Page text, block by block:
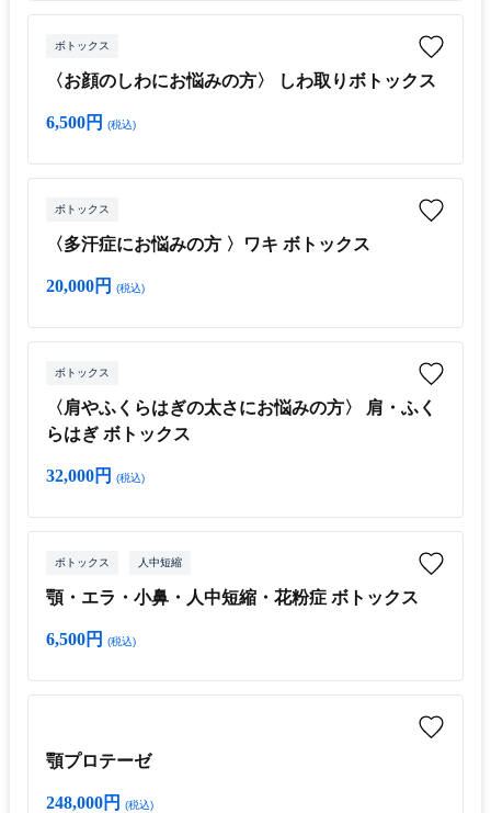
ボトックス
〈お顔のしわにお悩みの方〉 しわ取りボトックス
6,500円 (税込)
ボトックス
〈多汗症にお悩みの方 〉ワキ ボトックス
20,000円 (税込)
ボトックス
〈肩やふくらはぎの太さにお悩みの方〉 肩・ふく
らはぎ ボトックス
32,000円 (税込)
ボトックス 人中短縮
顎・エラ・小鼻・人中短縮・花粉症 ボトックス
6,500円 (税込)
顎プロテーゼ
248,000円 (税込)